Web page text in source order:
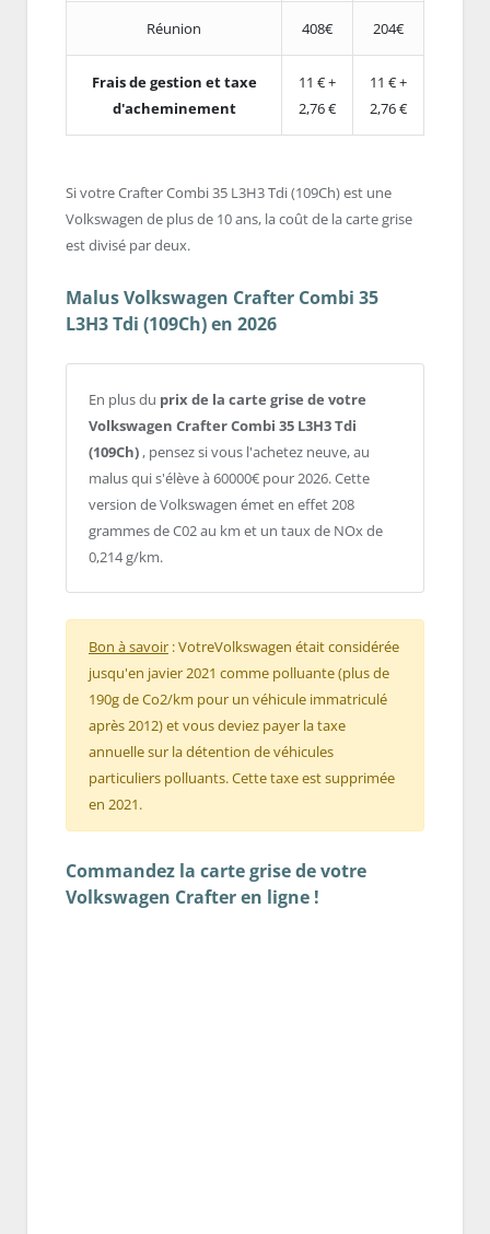
Réunion 408€ 204€
Frais de gestion et taxe
d'acheminement
11 € +
2,76 €
11 € +
2,76 €
Si votre Crafter Combi 35 L3H3 Tdi (109Ch) est une
Volkswagen de plus de 10 ans, la coût de la carte grise
est divisé par deux.
Malus Volkswagen Crafter Combi 35
L3H3 Tdi (109Ch) en 2026
En plus du prix de la carte grise de votre
Volkswagen Crafter Combi 35 L3H3 Tdi
(109Ch) , pensez si vous l'achetez neuve, au
malus qui s'élève à 60000€ pour 2026. Cette
version de Volkswagen émet en effet 208
grammes de C02 au km et un taux de NOx de
0,214 g/km.
Bon à savoir : VotreVolkswagen était considérée
jusqu'en javier 2021 comme polluante (plus de
190g de Co2/km pour un véhicule immatriculé
après 2012) et vous deviez payer la taxe
annuelle sur la détention de véhicules
particuliers polluants. Cette taxe est supprimée
en 2021.
Commandez la carte grise de votre
Volkswagen Crafter en ligne !